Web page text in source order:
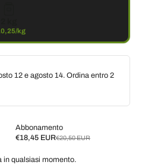
kg
12 e agosto 14. Ordina entro 2
Abbonamento
€18,45 EUR€20,50 EUR
in qualsiasi momento.